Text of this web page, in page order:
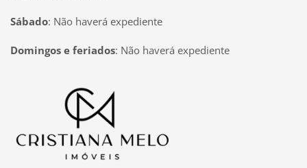
Sábado: Não haverá expediente
Domingos e feriados: Não haverá expediente
Página inicial